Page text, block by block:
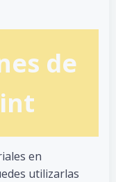
de
en
utilizarlas